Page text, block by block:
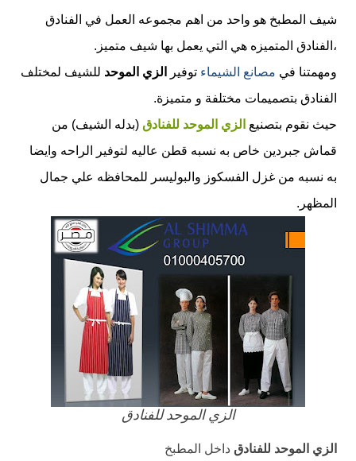
شيف المطبخ هو واحد من اهم مجموعه العمل في الفنادق
،الفنادق المتميزه هي التي يعمل بها شيف متميز.
ومهمتنا في مصانع الشيماء توفير الزي الموحد للشيف لمختلف
الفنادق بتصميمات مختلفة و متميزة.
حيث نقوم بتصنيع الزي الموحد للفنادق (بدله الشيف) من
قماش جبردين خاص به نسبه قطن عاليه لتوفير الراحه وايضا
به نسبه من غزل الفسكوز والبوليسر للمحافظه علي جمال
المظهر.
الزي الموحد للفنادق
الزي الموحد للفنادق داخل المطبخ